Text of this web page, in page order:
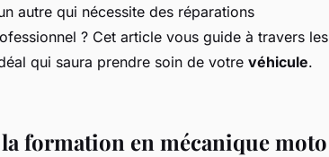
autre qui nécessite des réparations
? Cet article vous guide à travers les
qui saura prendre soin de votre véhicule.
formation en mécanique moto